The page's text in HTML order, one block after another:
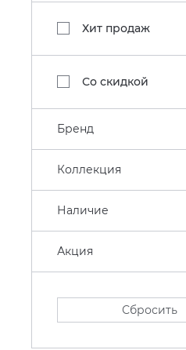
Хит продаж
Со скидкой
Бренд
Коллекция
Наличие
Акция
Сбросить